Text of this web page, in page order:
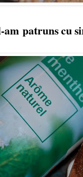
patruns cu